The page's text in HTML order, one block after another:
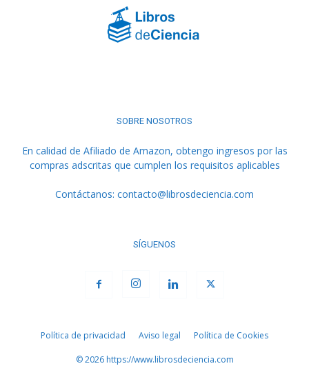
SOBRE NOSOTROS
En calidad de Afiliado de Amazon, obtengo ingresos por las
compras adscritas que cumplen los requisitos aplicables
Contáctanos: contacto@librosdeciencia.com
SÍGUENOS
Política de privacidad Aviso legal Política de Cookies
© 2026 https://www.librosdeciencia.com